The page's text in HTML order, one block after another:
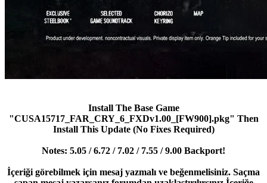
Install The Base Game
"CUSA15717_FAR_CRY_6_FXDv1.00_[FW900].pkg" Then
Install This Update (No Fixes Required)
Notes: 5.05 / 6.72 / 7.02 / 7.55 / 9.00 Backport!
İçeriği görebilmek için mesaj yazmalı ve beğenmelisiniz. Saçma